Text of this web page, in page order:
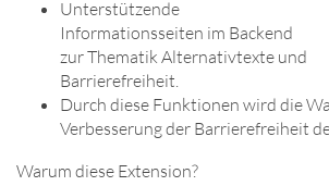
Unterstützende
Informationsseiten im Backend
zur Thematik Alternativtexte und
Barrierefreiheit.
Durch diese Funktionen wird die
Verbesserung der Barrierefreiheit
Warum diese Extension?